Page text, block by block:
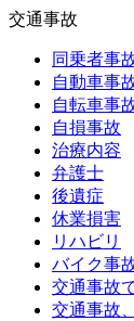
交通事故
同乗者事
自動車事
自転車事
自損事故
治療内容
弁護士
後遺症
休業損害
リハビリ
バイク事
交通事故
交通事故